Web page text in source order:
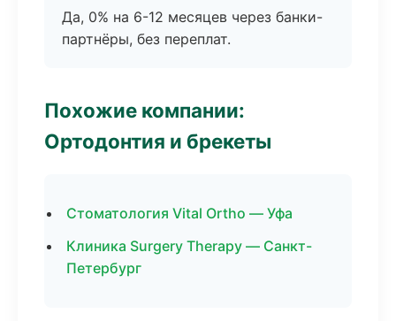
Да, 0% на 6-12 месяцев через банки-
партнёры, без переплат.
Похожие компании:
Ортодонтия и брекеты
Стоматология Vital Ortho — Уфа
Клиника Surgery Therapy — Санкт-
Петербург